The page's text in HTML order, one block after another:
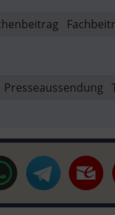
Presseaussendung